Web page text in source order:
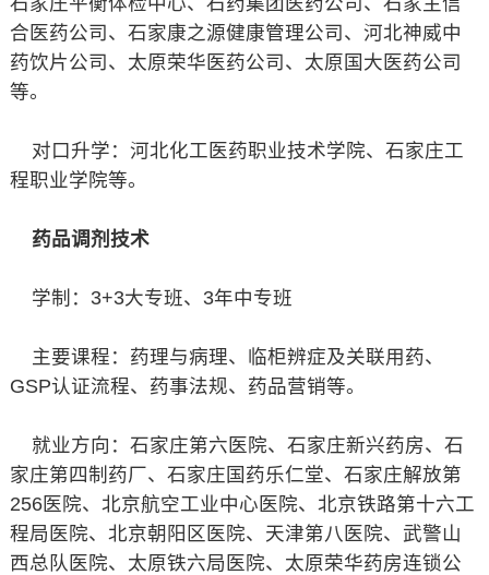
合医药公司、石家康之源健康管理公司、河北神威中
药饮片公司、太原荣华医药公司、太原国大医药公司
等。
对口升学：河北化工医药职业技术学院、石家庄工
程职业学院等。
药品调剂技术
学制：3+3大专班、3年中专班
主要课程：药理与病理、临柜辨症及关联用药、
GSP认证流程、药事法规、药品营销等。
就业方向：石家庄第六医院、石家庄新兴药房、石
家庄第四制药厂、石家庄国药乐仁堂、石家庄解放第
256医院、北京航空工业中心医院、北京铁路第十六工
程局医院、北京朝阳区医院、天津第八医院、武警山
西总队医院、太原铁六局医院、太原荣华药房连锁公